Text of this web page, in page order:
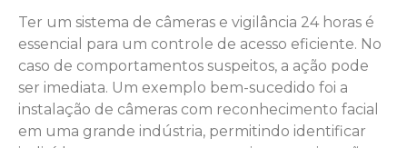
Ter um sistema de câmeras e vigilância 24 horas é
essencial para um controle de acesso eficiente. No
caso de comportamentos suspeitos, a ação pode
ser imediata. Um exemplo bem-sucedido foi a
instalação de câmeras com reconhecimento facial
em uma grande indústria, permitindo identificar